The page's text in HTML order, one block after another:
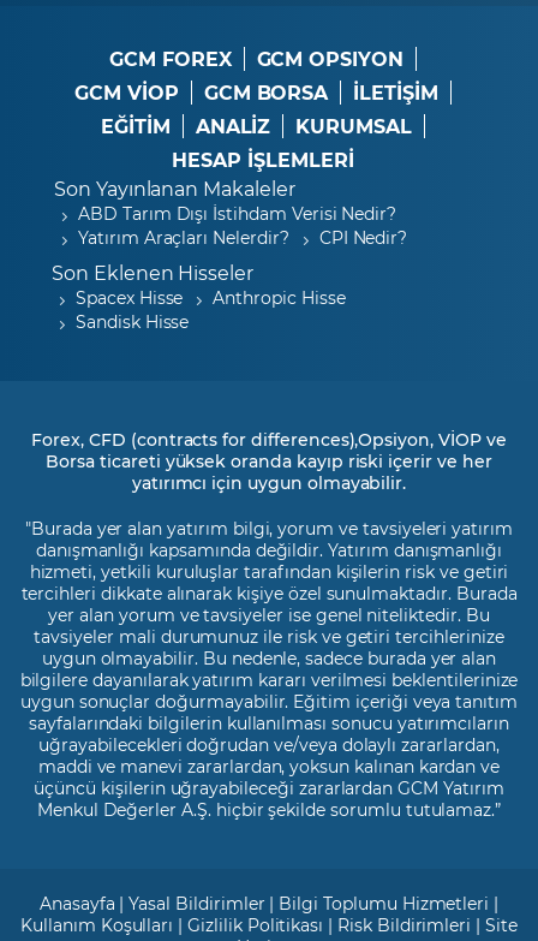
GCM FOREX
GCM OPSIYON
GCM VİOP
GCM BORSA
İLETİŞİM
EĞİTİM
ANALİZ
KURUMSAL
HESAP İŞLEMLERİ
Son Yayınlanan Makaleler
ABD Tarım Dışı İstihdam Verisi Nedir?
Yatırım Araçları Nelerdir?
CPI Nedir?
Son Eklenen Hisseler
Spacex Hisse
Anthropic Hisse
Sandisk Hisse
Forex, CFD (contracts for differences),Opsiyon, VİOP ve
Borsa ticareti yüksek oranda kayıp riski içerir ve her
yatırımcı için uygun olmayabilir.
"Burada yer alan yatırım bilgi, yorum ve tavsiyeleri yatırım
danışmanlığı kapsamında değildir. Yatırım danışmanlığı
hizmeti, yetkili kuruluşlar tarafından kişilerin risk ve getiri
tercihleri dikkate alınarak kişiye özel sunulmaktadır. Burada
yer alan yorum ve tavsiyeler ise genel niteliktedir. Bu
tavsiyeler mali durumunuz ile risk ve getiri tercihlerinize
uygun olmayabilir. Bu nedenle, sadece burada yer alan
bilgilere dayanılarak yatırım kararı verilmesi beklentilerinize
uygun sonuçlar doğurmayabilir. Eğitim içeriği veya tanıtım
sayfalarındaki bilgilerin kullanılması sonucu yatırımcıların
uğrayabilecekleri doğrudan ve/veya dolaylı zararlardan,
maddi ve manevi zararlardan, yoksun kalınan kardan ve
üçüncü kişilerin uğrayabileceği zararlardan GCM Yatırım
Menkul Değerler A.Ş. hiçbir şekilde sorumlu tutulamaz.”
Anasayfa |Yasal Bildirimler | Bilgi Toplumu Hizmetleri |
Kullanım Koşulları |Gizlilik Politikası | Risk Bildirimleri |Site